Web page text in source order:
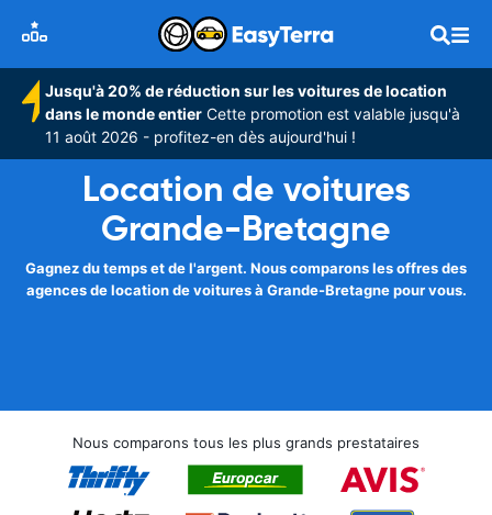
Jusqu'à 20% de réduction sur les voitures de location
dans le monde entier Cette promotion est valable jusqu'à
11 août 2026 - profitez-en dès aujourd'hui !
Location de voitures
Grande-Bretagne
Gagnez du temps et de l'argent. Nous comparons les offres des
agences de location de voitures à Grande-Bretagne pour vous.
Nous comparons tous les plus grands prestataires